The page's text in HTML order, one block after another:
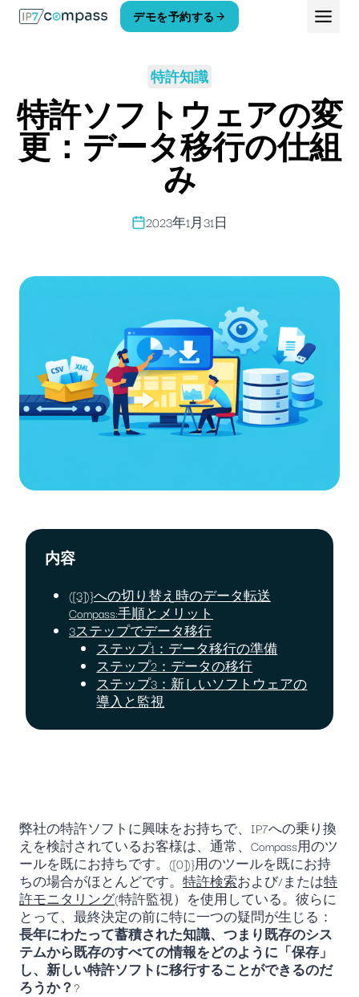
デモを予約する
特許知識
特許ソフトウェアの変
更：データ移行の仕組
み
2023年1月31日
内容
([3])}への切り替え時のデータ転送
Compass:手順とメリット
3ステップでデータ移行
ステップ1：データ移行の準備
ステップ2：データの移行
ステップ3：新しいソフトウェアの
導入と監視
弊社の特許ソフトに興味をお持ちで、IP7への乗り換
えを検討されているお客様は、通常、Compass用のツ
ールを既にお持ちです。([0])}用のツールを既にお持
ちの場合がほとんどです。 特許検索および/または特
許モニタリング(特許監視）を使用している。彼らに
とって、最終決定の前に特に一つの疑問が生じる：
長年にわたって蓄積された知識、つまり既存のシス
テムから既存のすべての情報をどのように「保存」
し、新しい特許ソフトに移行することができるのだ
ろうか？?